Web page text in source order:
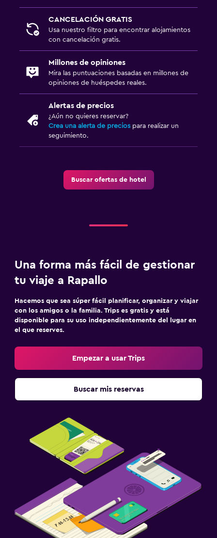
CANCELACIÓN GRATIS
Usa nuestro filtro para encontrar alojamientos
con cancelación gratis.
Millones de opiniones
Mira las puntuaciones basadas en millones de
opiniones de huéspedes reales.
Alertas de precios
¿Aún no quieres reservar?
Crea una alerta de precios para realizar un
seguimiento.
Buscar ofertas de hotel
Una forma más fácil de gestionar
tu viaje a Rapallo
Hacemos que sea súper fácil planificar, organizar y viajar
con los amigos o la familia. Trips es gratis y está
disponible para su uso independientemente del lugar en
el que reserves.
Empezar a usar Trips
Buscar mis reservas